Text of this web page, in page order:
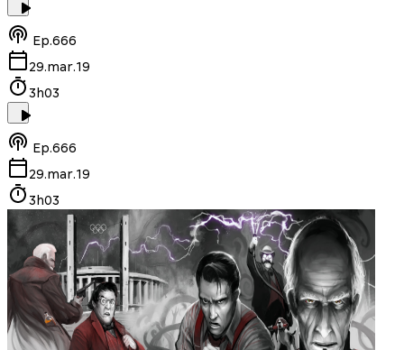
Ep.666
29.mar.19
3h03
Ep.666
29.mar.19
3h03